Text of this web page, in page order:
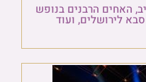
האחים הרבנים בנופש
לירושלים, ועוד